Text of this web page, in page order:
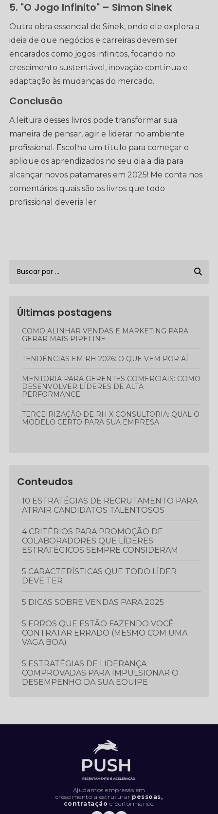
5. "O Jogo Infinito" – Simon Sinek
Outra obra essencial de Sinek, onde ele explora a
ideia de que negócios e carreiras devem ser
encarados como jogos infinitos, focando no
crescimento sustentável, inovação contínua e
adaptação às mudanças do mercado.
Conclusão
A leitura desses livros pode transformar sua
maneira de pensar, agir e liderar no ambiente
profissional. Escolha um título para começar e
aplique os aprendizados no seu dia a dia para
alcançar novos patamares em 2025! Me conta nos
comentários quais são os livros que todo
profissional deveria ler.
Últimas postagens
COMO ALINHAR VENDAS E MARKETING PARA
GERAR MAIS PIPELINE
TENDÊNCIAS EM RH 2026: O QUE VEM POR AÍ
MENTORIA PARA GERENTES COMERCIAIS: COMO
DESENVOLVER LÍDERES DE ALTA
PERFORMANCE
TERCEIRIZAÇÃO DE RH X CONSULTORIA: QUAL O
MODELO CERTO PARA SUA EMPRESA
Conteudos
10 ESTRATÉGIAS DE RECRUTAMENTO PARA
ATRAIR CANDIDATOS TALENTOSOS
4 CRITÉRIOS PARA PROMOÇÃO DE
COLABORADORES QUE LÍDERES
ESTRATÉGICOS SEMPRE CONSIDERAM
5 CARACTERÍSTICAS QUE TODO LÍDER
DEVE TER
5 DICAS SOBRE VENDAS PARA 2025
5 ERROS QUE ESTÃO FAZENDO VOCÊ
CONTRATAR ERRADO (MESMO COM UMA
VAGA BOA)
5 ESTRATÉGIAS DE LIDERANÇA
COMPROVADAS PARA IMPULSIONAR O
DESEMPENHO DA SUA EQUIPE
O DESEMPENHO DA SUA EQUIPE DE
Ajudamos empresas em
crescimento a estruturar pessoas,
contratação e performance.